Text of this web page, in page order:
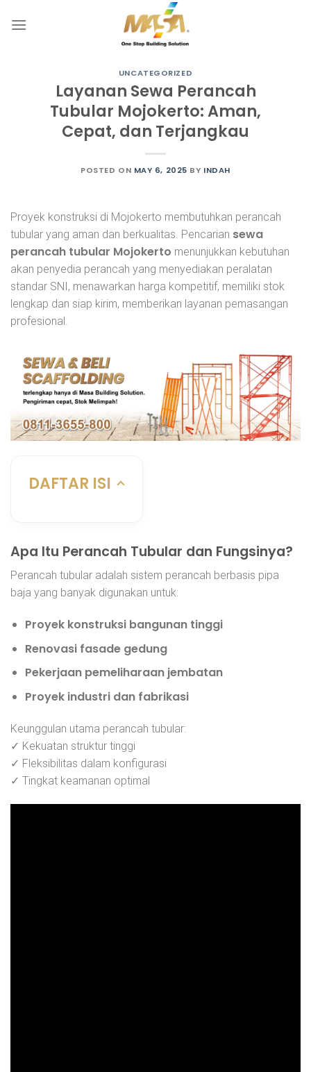
UNCATEGORIZED
Layanan Sewa Perancah
Tubular Mojokerto: Aman,
Cepat, dan Terjangkau
POSTED ON MAY 6, 2025 BY INDAH
Proyek konstruksi di Mojokerto membutuhkan perancah
tubular yang aman dan berkualitas. Pencarian sewa
perancah tubular Mojokerto menunjukkan kebutuhan
akan penyedia perancah yang menyediakan peralatan
standar SNI, menawarkan harga kompetitif, memiliki stok
lengkap dan siap kirim, memberikan layanan pemasangan
profesional.
DAFTAR ISI
Apa Itu Perancah Tubular dan Fungsinya?
Perancah tubular adalah sistem perancah berbasis pipa
baja yang banyak digunakan untuk:
Proyek konstruksi bangunan tinggi
Renovasi fasade gedung
Pekerjaan pemeliharaan jembatan
Proyek industri dan fabrikasi
Keunggulan utama perancah tubular:
✓ Kekuatan struktur tinggi
✓ Fleksibilitas dalam konfigurasi
✓ Tingkat keamanan optimal